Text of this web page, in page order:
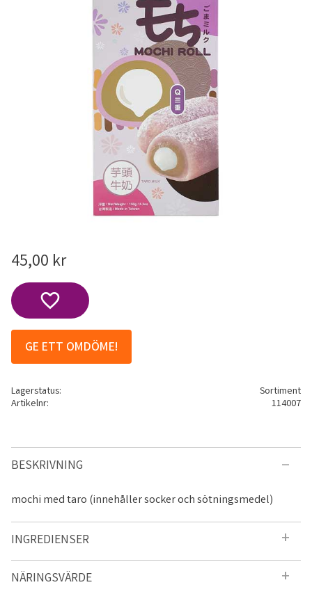
45,00 kr
Lägg till i favoriter
Lagerstatus
Sortiment
Artikelnr
114007
GE ETT OMDÖME!
BESKRIVNING
mochi med taro (innehåller socker och sötningsmedel)
INGREDIENSER
NÄRINGSVÄRDE